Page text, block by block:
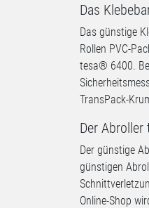
Das
Das günstige
Rollen PVC-
tesa® 6400.
TransPack-
Der
Der günstige
günstigen
Online-Shop